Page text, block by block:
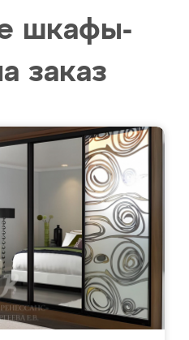
шкафы-
заказ